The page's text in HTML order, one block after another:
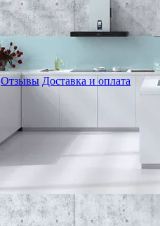
Отзывы Доставка и оплата